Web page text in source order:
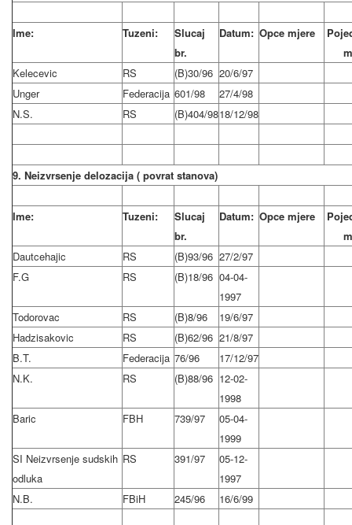
Ime: Tuzeni:
Slucaj
br.
Datum: Opce mjere
Kelecevic
RS (B)30/96 20/6/97
Unger
Federacija 601/98
27/4/98
N.S.
RS (B)404/9818/12/98
9. Neizvrsenje delozacija ( povrat stanova)
Ime: Tuzeni:
Slucaj
br.
Datum: Opce mjere
Dautcehajic
RS (B)93/96 27/2/97
F.G
RS (B)18/96 04-04-
1997
Todorovac
RS (B)8/96
19/6/97
Hadzisakovic
RS (B)62/96 21/8/97
B.T.
Federacija 76/96
17/12/97
N.K.
RS (B)88/96 12-02-
1998
Baric
FBH 739/97
05-04-
1999
SI Neizvrsenje sudskih
odluka
RS 391/97
05-12-
1997
N.B.
FBiH 245/96 16/6/99